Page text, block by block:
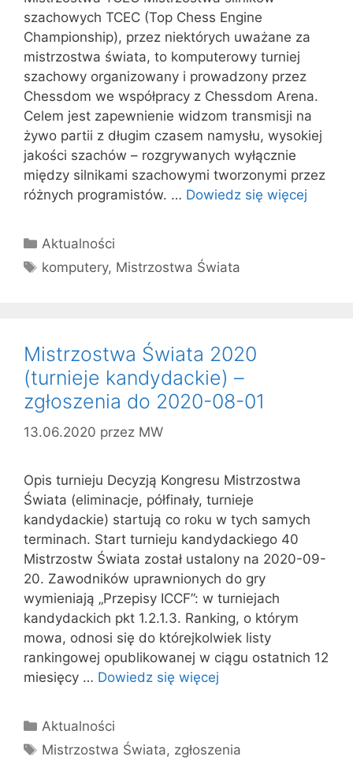
szachowych TCEC (Top Chess Engine
Championship), przez niektórych uważane za
mistrzostwa świata, to komputerowy turniej
szachowy organizowany i prowadzony przez
Chessdom we współpracy z Chessdom Arena.
Celem jest zapewnienie widzom transmisji na
żywo partii z długim czasem namysłu, wysokiej
jakości szachów – rozgrywanych wyłącznie
między silnikami szachowymi tworzonymi przez
różnych programistów. … Dowiedz się więcej
Kategorie
Aktualności
Tagi
komputery, Mistrzostwa Świata
Mistrzostwa Świata 2020
(turnieje kandydackie) –
zgłoszenia do 2020-08-01
13.06.2020 przez MW
Opis turnieju Decyzją Kongresu Mistrzostwa
Świata (eliminacje, półfinały, turnieje
kandydackie) startują co roku w tych samych
terminach. Start turnieju kandydackiego 40
Mistrzostw Świata został ustalony na 2020-09-
20. Zawodników uprawnionych do gry
wymieniają „Przepisy ICCF”: w turniejach
kandydackich pkt 1.2.1.3. Ranking, o którym
mowa, odnosi się do którejkolwiek listy
rankingowej opublikowanej w ciągu ostatnich 12
miesięcy … Dowiedz się więcej
Kategorie
Aktualności
Tagi
Mistrzostwa Świata, zgłoszenia